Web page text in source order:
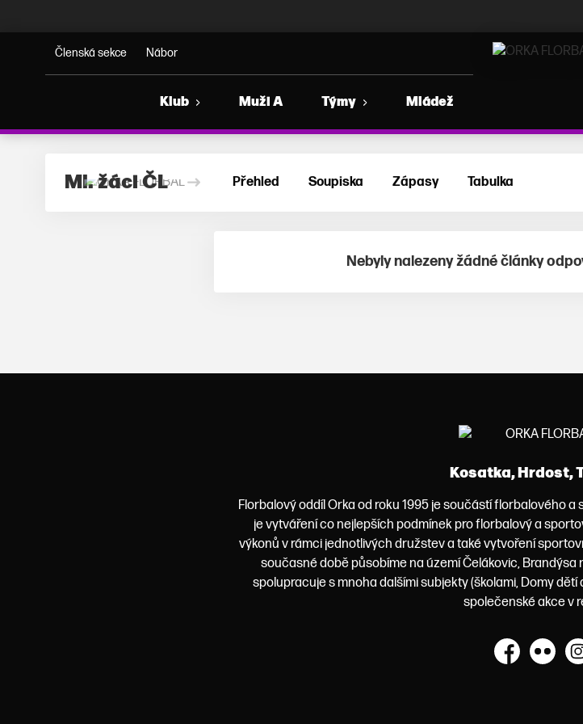
Členská sekce Nábor
Klub Muži A Týmy Mládež
Ml. žáci ČL Přehled Soupiska Zápasy Tabulka
Nebyly nalezeny žádné články
Kosatka, Hrdost,
Florbalový oddíl Orka od roku 1995 je součástí florbalového
je vytváření co nejlepších podmínek pro florbalový a
výkonů v rámci jednotlivých družstev a také vytvoření
současné době působíme na území Čelákovic,
spolupracuje s mnoha dalšími subjekty (školami, Domy
společenské akce v
Facebook
Flickr